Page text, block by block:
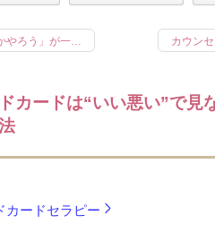
やろう」が一… カウン
カードは“いい悪い”で見
カードセラピー